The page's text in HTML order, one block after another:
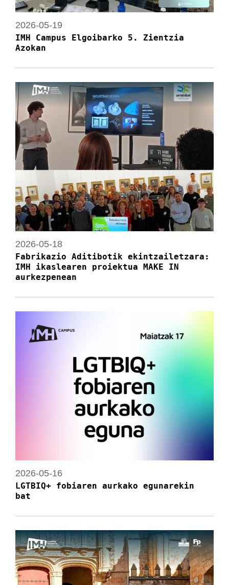
2026-05-19
IMH Campus Elgoibarko 5. Zientzia
Azokan
2026-05-18
Fabrikazio Aditibotik ekintzailetzara:
IMH ikaslearen proiektua MAKE IN
aurkezpenean
2026-05-16
LGTBIQ+ fobiaren aurkako egunarekin
bat